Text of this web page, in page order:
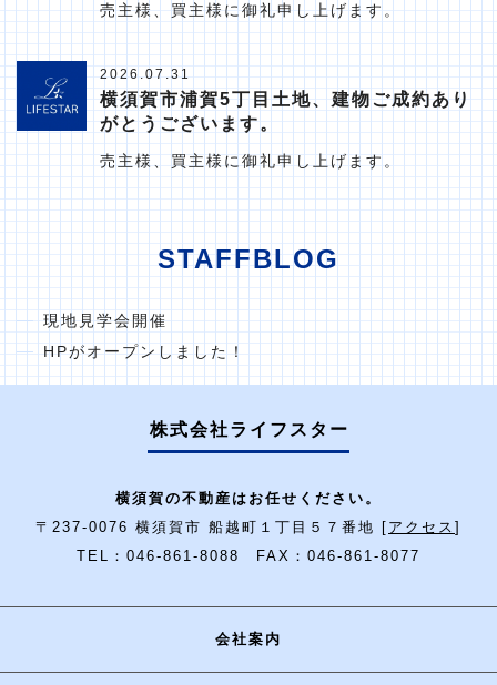
売主様、買主様に御礼申し上げます。
2026.07.31
横須賀市浦賀5丁目土地、建物ご成約あり
がとうございます。
売主様、買主様に御礼申し上げます。
STAFFBLOG
現地見学会開催
HPがオープンしました！
株式会社ライフスター
横須賀の不動産はお任せください。
〒237-0076 横須賀市 船越町１丁目５７番地 [ アクセス ]
TEL：046-861-8088 FAX：046-861-8077
会社案内